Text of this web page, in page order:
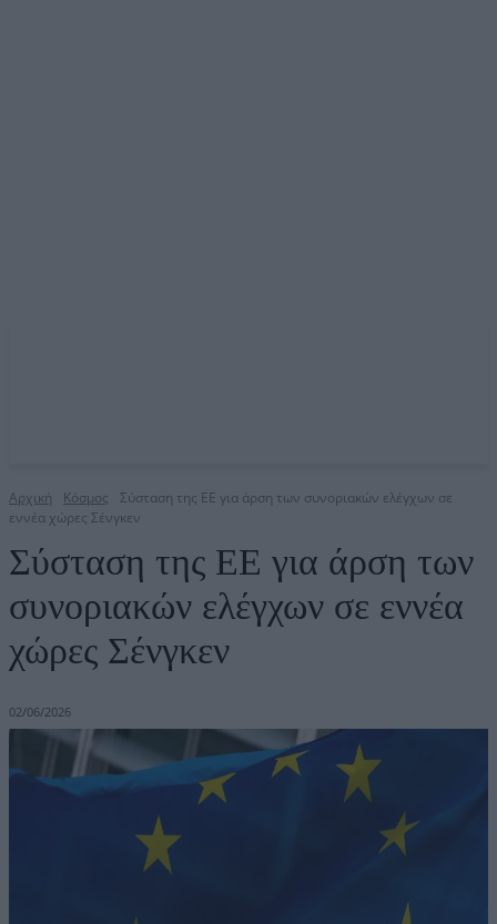
Αρχική Κόσμος
Σύσταση της EE για άρση των συνοριακών ελέγχων σε
εννέα χώρες Σένγκεν
Σύσταση της EE για άρση των
συνοριακών ελέγχων σε εννέα
χώρες Σένγκεν
02/06/2026